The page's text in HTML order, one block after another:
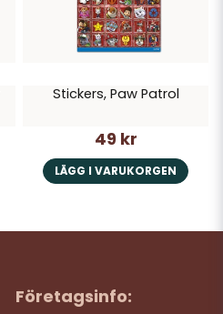
Stickers, Paw Patrol
49 kr
LÄGG I VARUKORGEN
Företagsinfo: